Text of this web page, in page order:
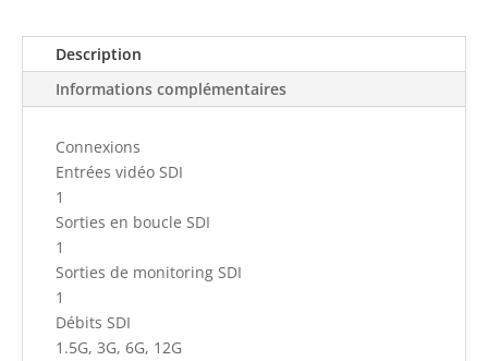
Description
Informations complémentaires
Connexions
Entrées vidéo SDI
1
Sorties en boucle SDI
1
Sorties de monitoring SDI
1
Débits SDI
1.5G, 3G, 6G, 12G